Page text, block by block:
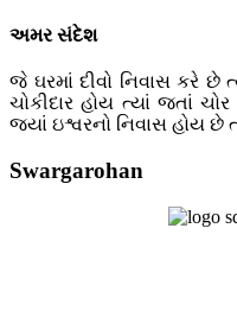
અમર સંદેશ
જે ઘરમાં દીવો નિવાસ કરે
ચોકીદાર હોય ત્યાં જતાં
જ્યાં ઇશ્વરનો નિવાસ હોય છે
Swargarohan